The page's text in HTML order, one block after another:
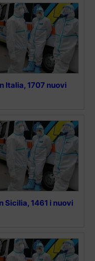
Italia, 1707 nuovi
Sicilia, 1461 i nuovi